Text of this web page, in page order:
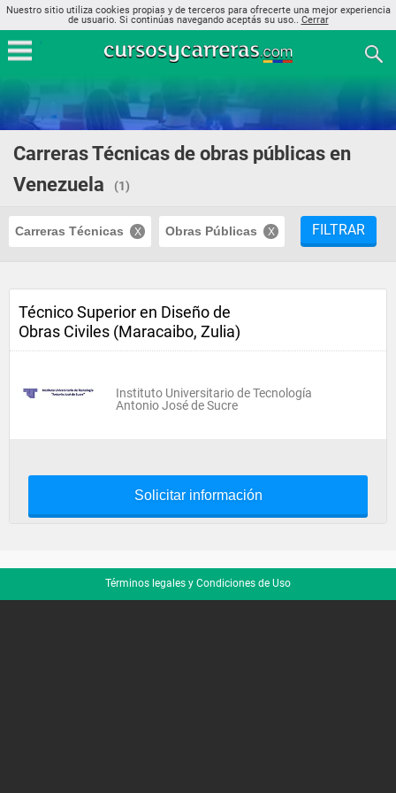
Nuestro sitio utiliza cookies propias y de terceros para ofrecerte una mejor experiencia
de usuario. Si continúas navegando aceptás su uso.. Cerrar
Carreras Técnicas de obras públicas en
Venezuela
(1)
Carreras Técnicas Obras Públicas FILTRAR
Técnico Superior en Diseño de
Obras Civiles (Maracaibo, Zulia)
Instituto Universitario de Tecnología
Antonio José de Sucre
Solicitar información
Términos legales y Condiciones de Uso